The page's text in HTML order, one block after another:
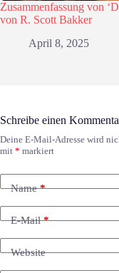
Zusammenfassung von
von R. Scott Bakker
April 8, 2025
Schreibe einen
Deine E-Mail-Adresse wird
mit * markiert
Name*
E-Mail*
Website